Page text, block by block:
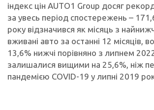
індекс цін AUTO1 Group досяг
за увесь період спостережень –
року відзначився як місяць з
вживані авто за останні 12 місяців,
13,6% нижчі порівняно з липнем
залишалися вищими на 25,6%, ніж
пандемією COVID-19 у липні 2019